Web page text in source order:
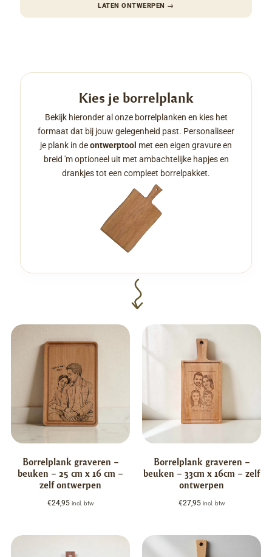
LATEN ONTWERPEN →
Kies je borrelplank
Bekijk hieronder al onze borrelplanken en kies het
formaat dat bij jouw gelegenheid past. Personaliseer
je plank in deontwerptool met een eigen gravure en
breid 'm optioneel uit met ambachtelijke hapjes en
drankjes tot een compleet borrelpakket.
Borrelplank graveren –
beuken – 25 cm x 16 cm –
zelf ontwerpen
€24,95 incl. btw
Borrelplank graveren –
beuken – 33cm x 16cm – zelf
ontwerpen
€27,95 incl. btw